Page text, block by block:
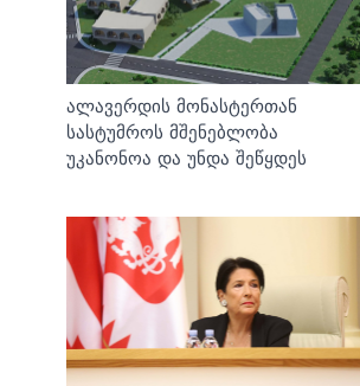
ალავერდის მონასტერთან
სასტუმროს მშენებლობა
უკანონოა და უნდა შეწყდეს